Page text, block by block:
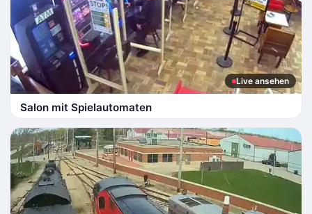
Live ansehen
Salon mit Spielautomaten